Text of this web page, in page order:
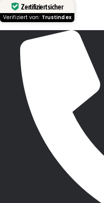
Zertifiziert sicher
Verifiziert von: Trustindex